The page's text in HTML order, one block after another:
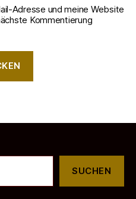
Adresse und meine Website
Kommentierung
SUCHEN